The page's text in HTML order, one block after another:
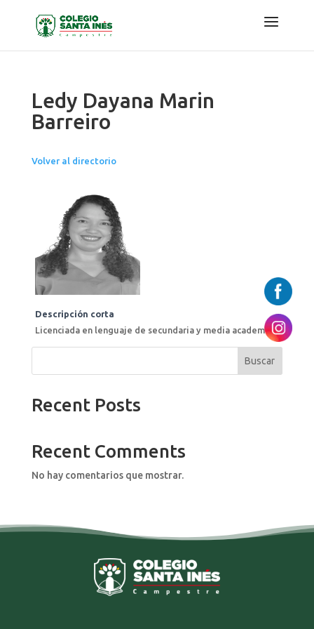
Ledy Dayana Marin
Barreiro
Volver al directorio
Descripción corta
Licenciada en lenguaje de secundaria y media academica.
Buscar
Recent Posts
Recent Comments
No hay comentarios que mostrar.